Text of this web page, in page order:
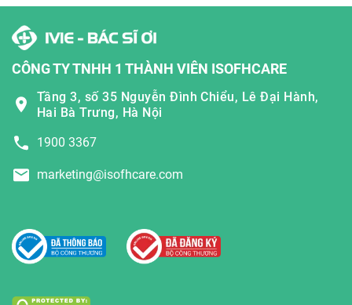
CÔNG TY TNHH 1 THÀNH VIÊN ISOFHCARE
Tầng 3, số 35 Nguyễn Đình Chiểu, Lê Đại Hành,
Hai Bà Trưng, Hà Nội
1900 3367
marketing@isofhcare.com